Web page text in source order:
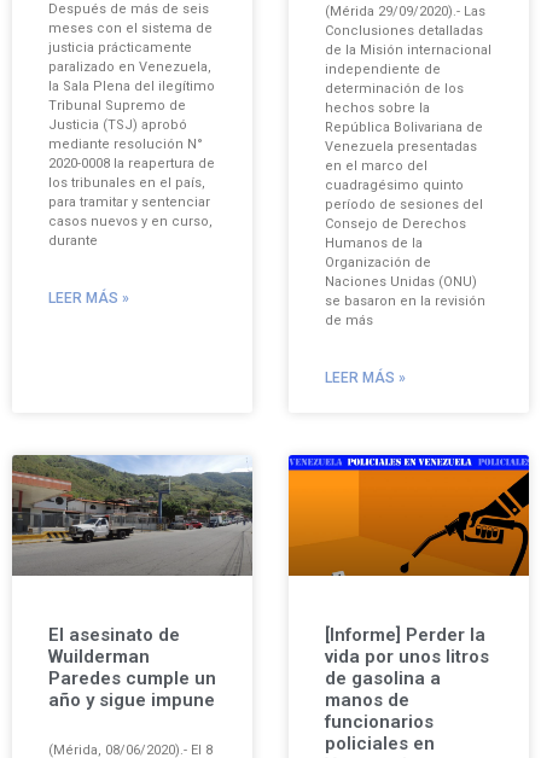
Después de más de seis
meses con el sistema de
justicia prácticamente
paralizado en Venezuela,
la Sala Plena del ilegítimo
Tribunal Supremo de
Justicia (TSJ) aprobó
mediante resolución N°
2020-0008 la reapertura de
los tribunales en el país,
para tramitar y sentenciar
casos nuevos y en curso,
durante
LEER MÁS »
(Mérida 29/09/2020).- Las
Conclusiones detalladas
de la Misión internacional
independiente de
determinación de los
hechos sobre la
República Bolivariana de
Venezuela presentadas
en el marco del
cuadragésimo quinto
período de sesiones del
Consejo de Derechos
Humanos de la
Organización de
Naciones Unidas (ONU)
se basaron en la revisión
de más
LEER MÁS »
El asesinato de
Wuilderman
Paredes cumple un
año y sigue impune
(Mérida, 08/06/2020).- El 8
[Informe] Perder la
vida por unos litros
de gasolina a
manos de
funcionarios
policiales en